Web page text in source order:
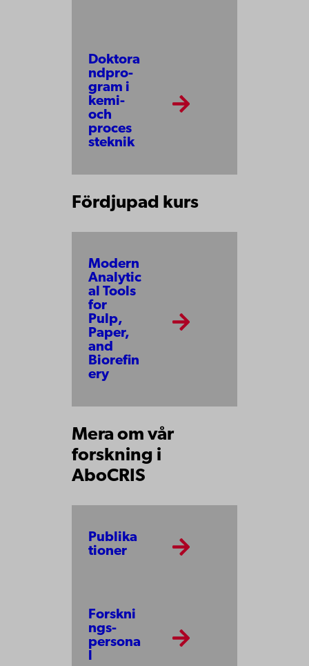
Doktora
nd­pro­
gram i
kemi-
och
proces
s­tek­nik
Fördjupad kurs
Modern
Analytic
al Tools
for
Pulp,
Paper,
and
Biorefin
ery
Mera om vår
forskning i
AboCRIS
Publika
tioner
Forskni
ngs­
persona
l